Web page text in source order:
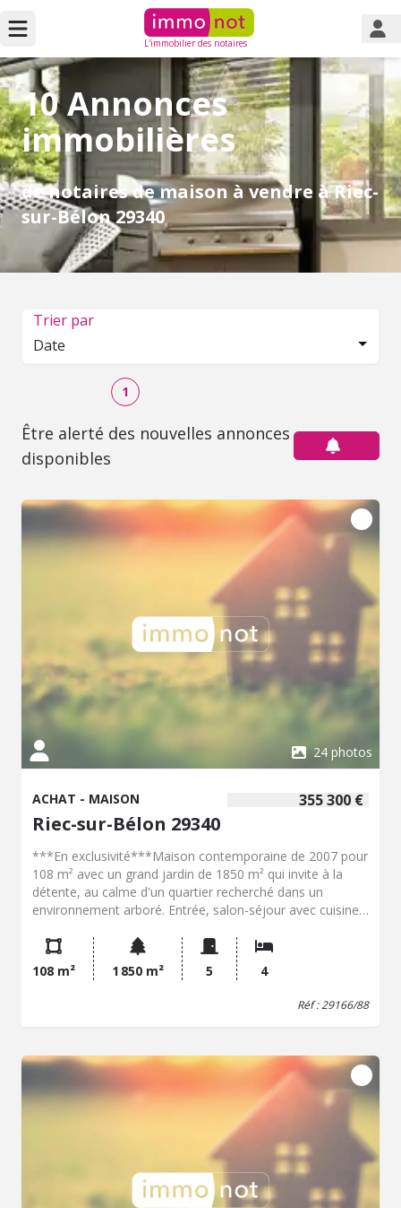
L'immobilier des notaires
10 Annonces
immobilières
de notaires de maison à vendre à Riec-
sur-Bélon 29340
Trier par
Date
1
Être alerté des nouvelles annonces
disponibles
24 photos
355 300 €
ACHAT - MAISON
Riec-sur-Bélon 29340
***En exclusivité***Maison contemporaine de 2007 pour
108 m² avec un grand jardin de 1850 m² qui invite à la
détente, au calme d'un quartier recherché dans un
environnement arboré. Entrée, salon-séjour avec cuisine
terrasse en partie couverte, wc, chambre avec salle d'eau
privative. À l'étage : dégagement, trois chambres, salle de
bains avec wc. Garage accolé avec mezzanine. Abri de
jardin de 12m². La maison fonctionne à l'électrique, sur
chênes ! Proche des deux rias : l'Aven et le Bélon.
108 m² 1 850 m² 5 4
Réf : 29166/88